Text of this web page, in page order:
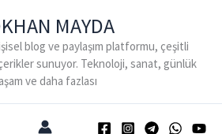
MAYDA
blog ve paylaşım platformu, çeşitli
sunuyor. Teknoloji, sanat, günlük
ve daha fazlası